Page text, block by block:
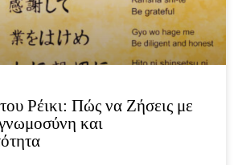
Ρέικι: Πώς να Ζήσεις με
και